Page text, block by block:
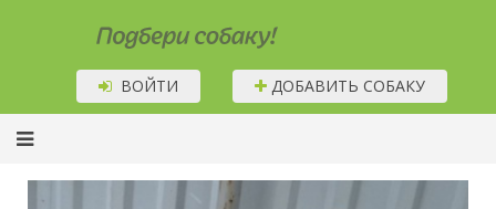
Подбери собаку!
ВОЙТИ ДОБАВИТЬ СОБАКУ